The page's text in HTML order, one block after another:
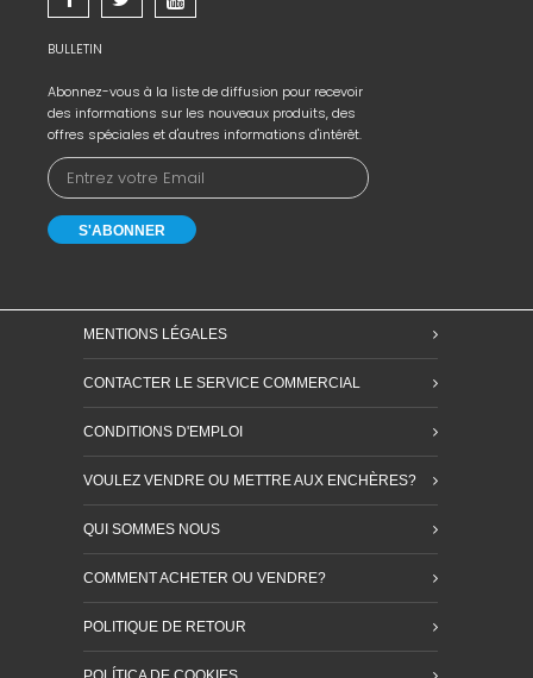
BULLETIN
Abonnez-vous à la liste de diffusion pour recevoir
des informations sur les nouveaux produits, des
offres spéciales et d'autres informations d'intérêt.
MENTIONS LÉGALES
CONTACTER LE SERVICE COMMERCIAL
CONDITIONS D'EMPLOI
VOULEZ VENDRE OU METTRE AUX ENCHÈRES?
QUI SOMMES NOUS
COMMENT ACHETER OU VENDRE?
POLITIQUE DE RETOUR